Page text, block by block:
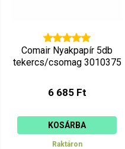
Comair Nyakpapír 5db
tekercs/csomag 3010375
6 685 Ft
KOSÁRBA
Raktáron